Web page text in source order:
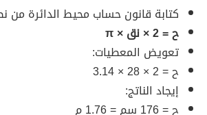
كتابة قانون حساب محيط الدائرة من
ح = 2 × نق × π
تعويض المعطيات:
ح = 2 × 28 × 3.14
إيجاد الناتج:
ح = 176 سم = 1.76 م